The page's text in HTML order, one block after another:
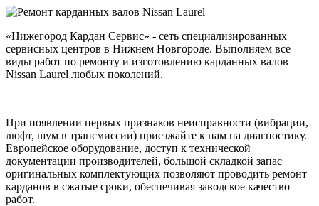
«Нижегород Кардан Сервис» - сеть специализированных
сервисных центров в Нижнем Новгороде. Выполняем все
виды работ по ремонту и изготовлению карданных валов
Nissan Laurel любых поколений.
При появлении первых признаков неисправности (вибрации,
люфт, шум в трансмиссии) приезжайте к нам на диагностику.
Европейское оборудование, доступ к технической
документации производителей, большой складкой запас
оригинальных комплектующих позволяют проводить ремонт
карданов в сжатые сроки, обеспечивая заводское качество
работ.